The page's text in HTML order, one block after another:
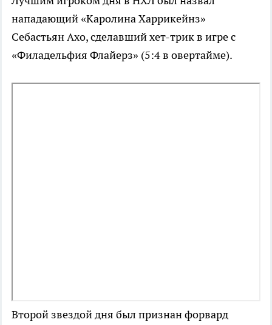
нападающий «Каролина Харрикейнз»
Себастьян Ахо, сделавший хет-трик в игре с
«Филадельфия Флайерз» (5:4 в овертайме).
Второй звездой дня был признан форвард